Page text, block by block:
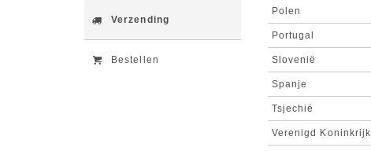
Verzending
Bestellen
Polen
Portugal
Slovenië
Spanje
Tsjechië
Verenigd Koninkrijk